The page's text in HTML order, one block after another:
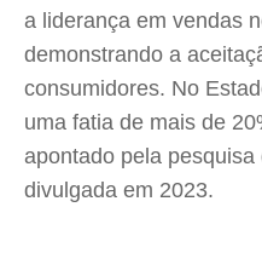
a liderança em vendas
demonstrando a
consumidores. No
uma fatia de mais de
apontado pela
divulgada em 2023.